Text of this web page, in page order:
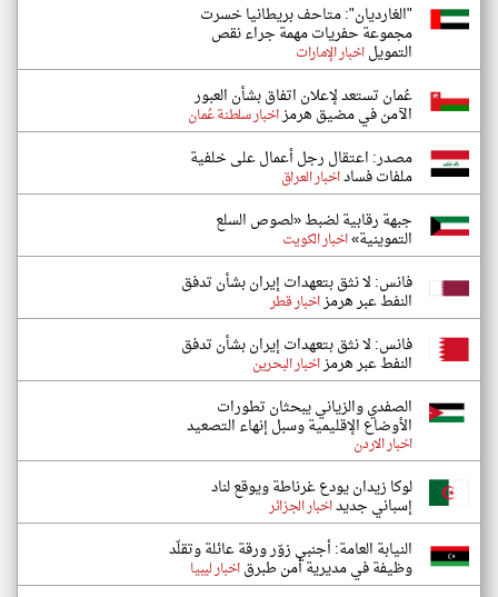
"الغارديان": متاحف بريطانيا خسرت
مجموعة حفريات مهمة جراء نقص
التمويلاخبار الإمارات
عُمان تستعد لإعلان اتفاق بشأن العبور
الآمن في مضيق هرمزاخبار سلطنة عُمان
مصدر: اعتقال رجل أعمال على خلفية
ملفات فساداخبار العراق
جبهة رقابية لضبط «لصوص السلع
التموينية»اخبار الكويت
فانس: لا نثق بتعهدات إيران بشأن تدفق
النفط عبر هرمزاخبار قطر
فانس: لا نثق بتعهدات إيران بشأن تدفق
النفط عبر هرمزاخبار البحرين
الصفدي والزياني يبحثان تطورات
الأوضاع الإقليمية وسبل إنهاء التصعيد
اخبار الاردن
لوكا زيدان يودع غرناطة ويوقع لناد
إسباني جديداخبار الجزائر
النيابة العامة: أجنبي زوّر ورقة عائلة وتقلّد
وظيفة في مديرية أمن طبرقاخبار ليبيا